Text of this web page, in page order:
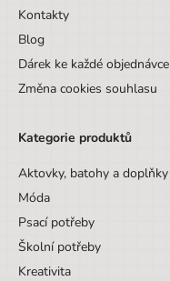
Kontakty
Blog
Dárek ke každé objednávce
Změna cookies souhlasu
Kategorie produktů
Aktovky, batohy a doplňky
Móda
Psací potřeby
Školní potřeby
Kreativita